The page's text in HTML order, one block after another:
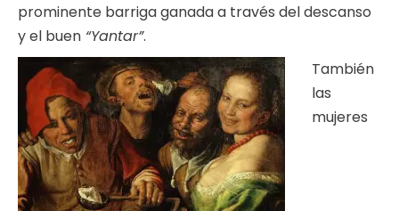
prominente barriga ganada a través del descanso
y el buen “Yantar”.
También
las
mujeres